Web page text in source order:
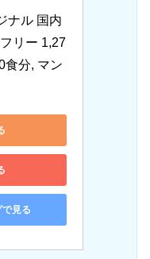
ナル 国内
リー 1,27
食分, マン
見る